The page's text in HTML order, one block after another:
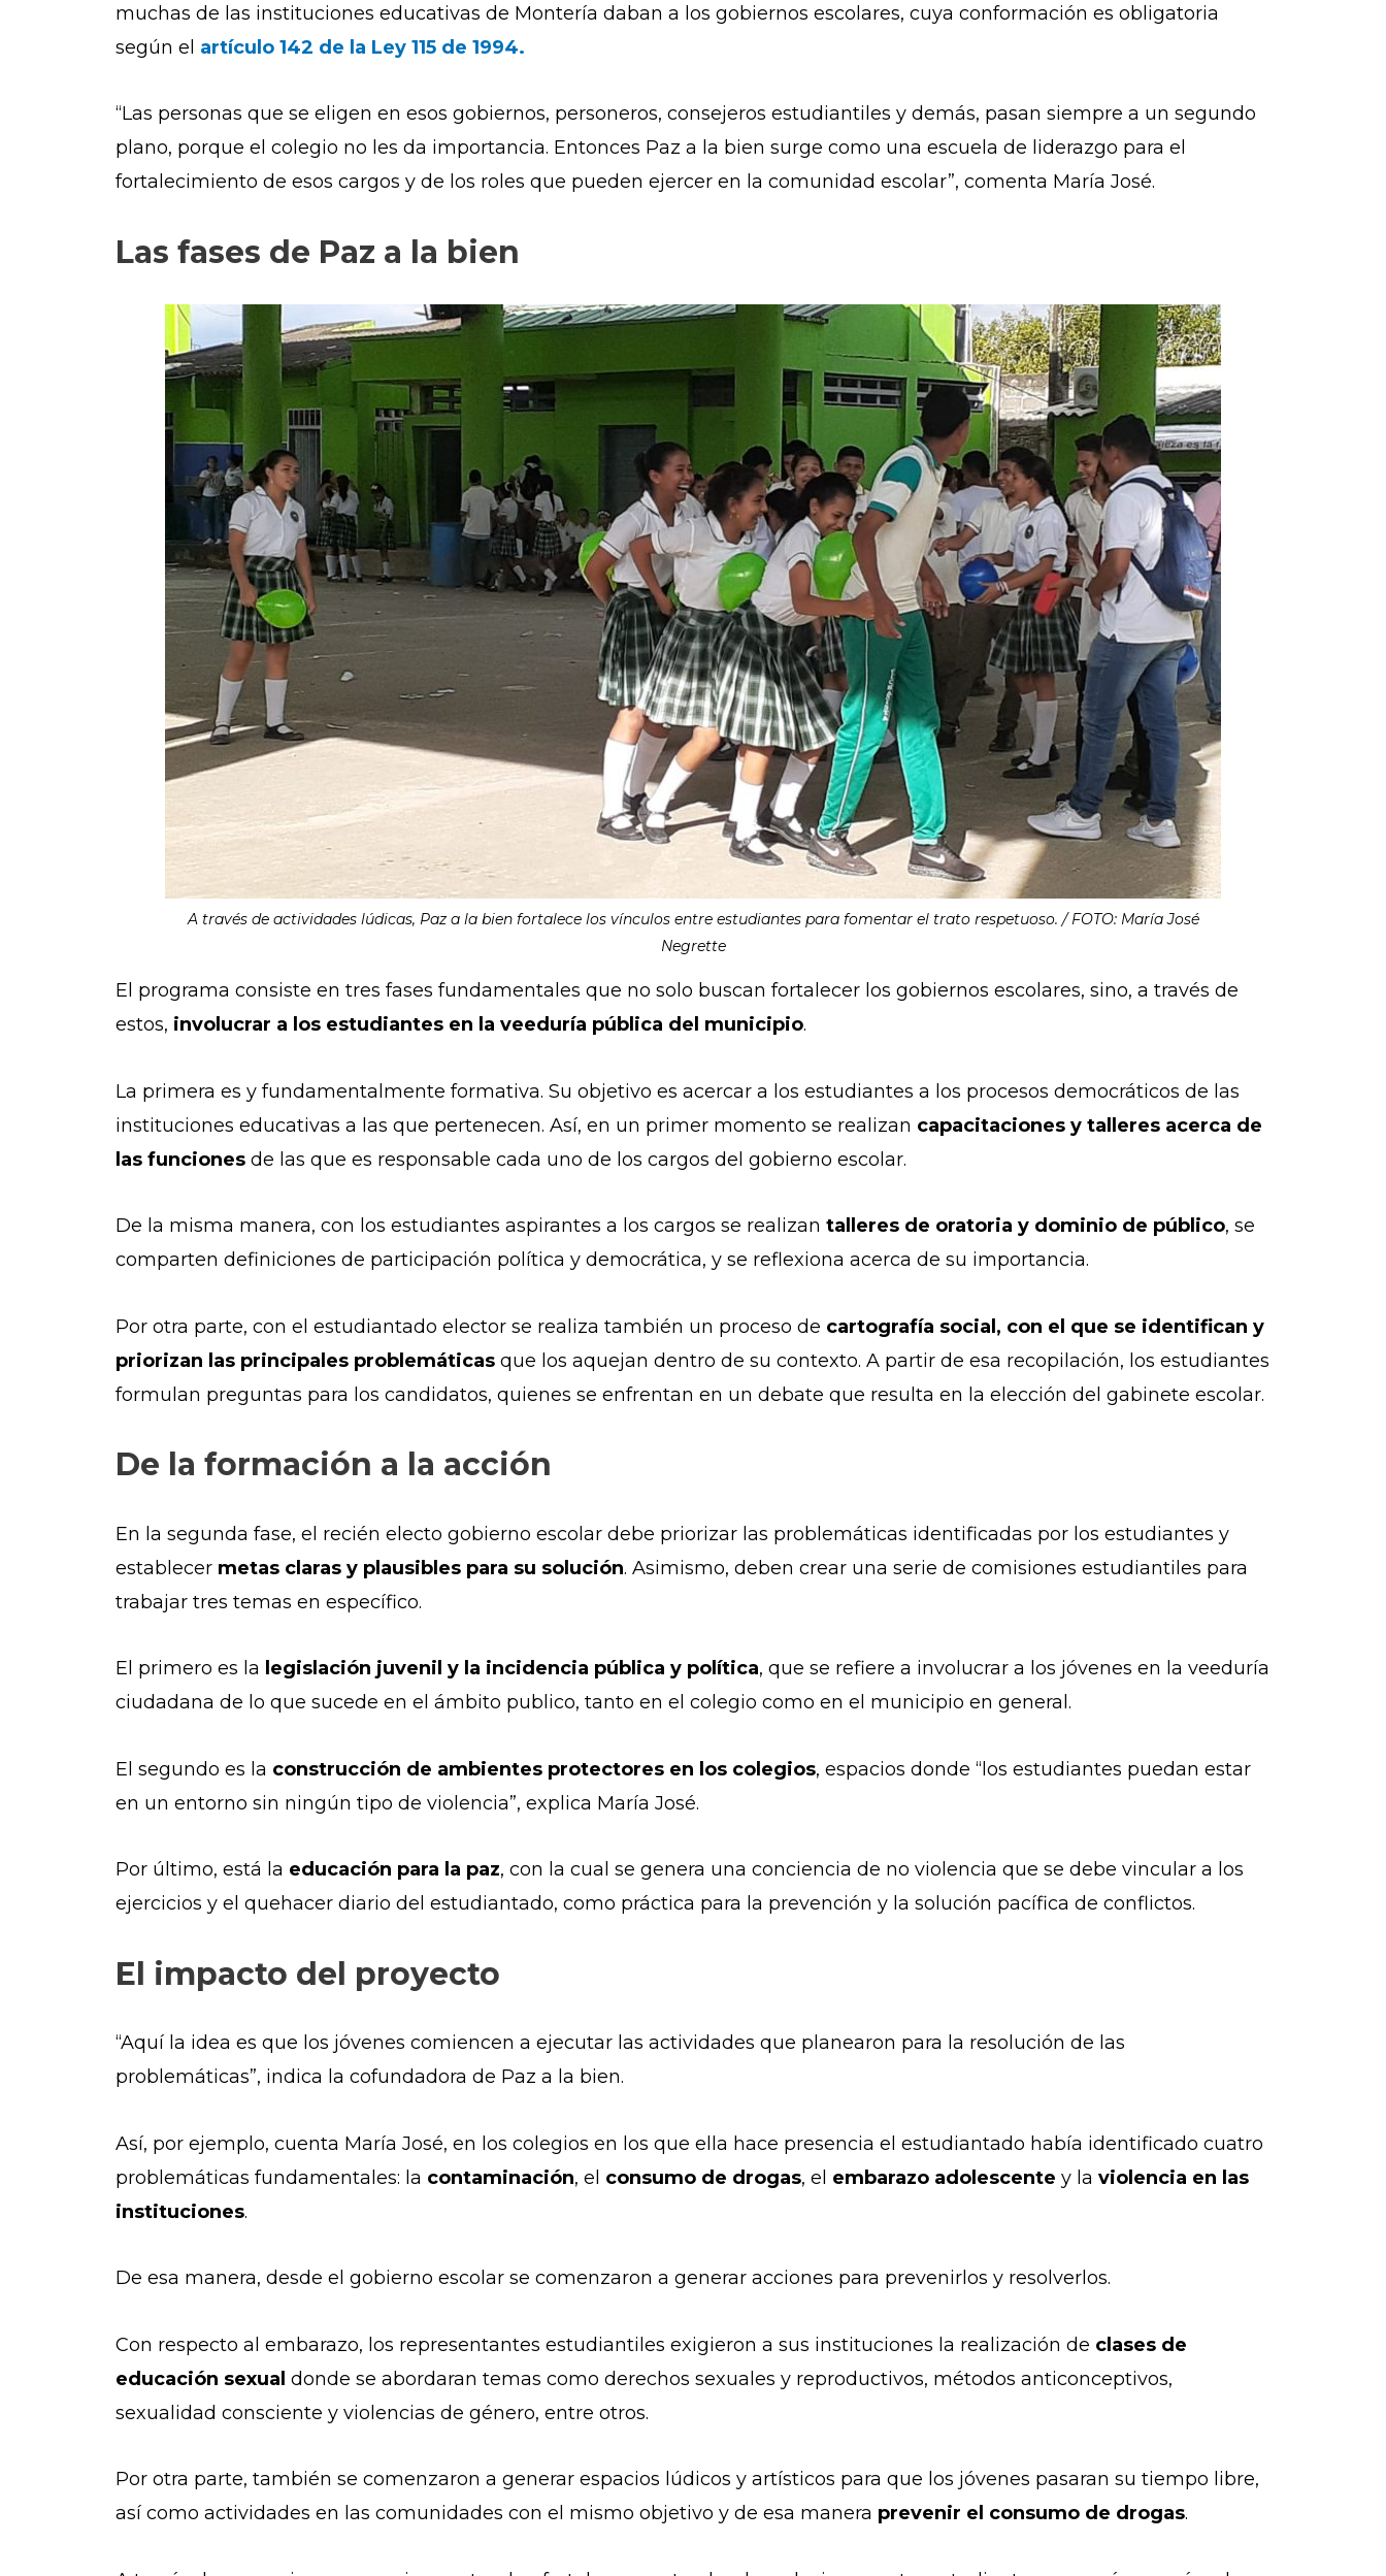
muchas de las instituciones educativas de Montería daban a los gobiernos escolares, cuya conformación es obligatoria
según el artículo 142 de la Ley 115 de 1994.
“Las personas que se eligen en esos gobiernos, personeros, consejeros estudiantiles y demás, pasan siempre a un segundo
plano, porque el colegio no les da importancia. Entonces Paz a la bien surge como una escuela de liderazgo para el
fortalecimiento de esos cargos y de los roles que pueden ejercer en la comunidad escolar”, comenta María José.
Las fases de Paz a la bien
A través de actividades lúdicas, Paz a la bien fortalece los vínculos entre estudiantes para fomentar el trato respetuoso. / FOTO: María José
Negrette
El programa consiste en tres fases fundamentales que no solo buscan fortalecer los gobiernos escolares, sino, a través de
estos, involucrar a los estudiantes en la veeduría pública del municipio.
La primera es y fundamentalmente formativa. Su objetivo es acercar a los estudiantes a los procesos democráticos de las
instituciones educativas a las que pertenecen. Así, en un primer momento se realizan capacitaciones y talleres acerca de
las funciones de las que es responsable cada uno de los cargos del gobierno escolar.
De la misma manera, con los estudiantes aspirantes a los cargos se realizan talleres de oratoria y dominio de público, se
comparten definiciones de participación política y democrática, y se reflexiona acerca de su importancia.
Por otra parte, con el estudiantado elector se realiza también un proceso de cartografía social, con el que se identifican y
priorizan las principales problemáticas que los aquejan dentro de su contexto. A partir de esa recopilación, los estudiantes
formulan preguntas para los candidatos, quienes se enfrentan en un debate que resulta en la elección del gabinete escolar.
De la formación a la acción
En la segunda fase, el recién electo gobierno escolar debe priorizar las problemáticas identificadas por los estudiantes y
establecer metas claras y plausibles para su solución. Asimismo, deben crear una serie de comisiones estudiantiles para
trabajar tres temas en específico.
El primero es la legislación juvenil y la incidencia pública y política, que se refiere a involucrar a los jóvenes en la veeduría
ciudadana de lo que sucede en el ámbito publico, tanto en el colegio como en el municipio en general.
El segundo es la construcción de ambientes protectores en los colegios, espacios donde “los estudiantes puedan estar
en un entorno sin ningún tipo de violencia”, explica María José.
Por último, está la educación para la paz, con la cual se genera una conciencia de no violencia que se debe vincular a los
ejercicios y el quehacer diario del estudiantado, como práctica para la prevención y la solución pacífica de conflictos.
El impacto del proyecto
“Aquí la idea es que los jóvenes comiencen a ejecutar las actividades que planearon para la resolución de las
problemáticas”, indica la cofundadora de Paz a la bien.
Así, por ejemplo, cuenta María José, en los colegios en los que ella hace presencia el estudiantado había identificado cuatro
problemáticas fundamentales: la contaminación, el consumo de drogas, el embarazo adolescente y la violencia en las
instituciones.
De esa manera, desde el gobierno escolar se comenzaron a generar acciones para prevenirlos y resolverlos.
Con respecto al embarazo, los representantes estudiantiles exigieron a sus instituciones la realización de clases de
educación sexual donde se abordaran temas como derechos sexuales y reproductivos, métodos anticonceptivos,
sexualidad consciente y violencias de género, entre otros.
Por otra parte, también se comenzaron a generar espacios lúdicos y artísticos para que los jóvenes pasaran su tiempo libre,
así como actividades en las comunidades con el mismo objetivo y de esa manera prevenir el consumo de drogas.